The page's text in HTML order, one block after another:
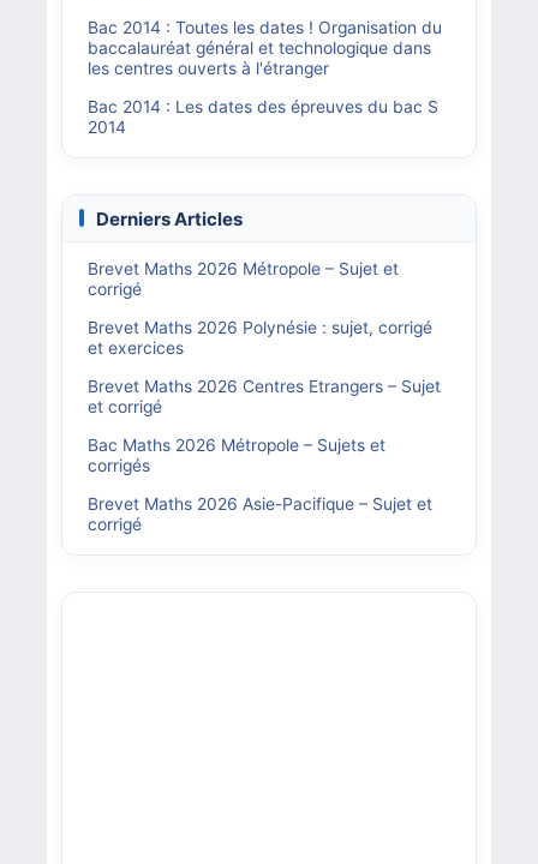
Bac 2014 : Toutes les dates ! Organisation du
baccalauréat général et technologique dans
les centres ouverts à l'étranger
Bac 2014 : Les dates des épreuves du bac S
2014
Derniers Articles
Brevet Maths 2026 Métropole – Sujet et
corrigé
Brevet Maths 2026 Polynésie : sujet, corrigé
et exercices
Brevet Maths 2026 Centres Etrangers – Sujet
et corrigé
Bac Maths 2026 Métropole – Sujets et
corrigés
Brevet Maths 2026 Asie-Pacifique – Sujet et
corrigé